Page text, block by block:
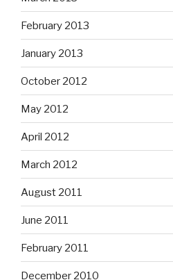
February 2013
January 2013
October 2012
May 2012
April 2012
March 2012
August 2011
June 2011
February 2011
December 2010